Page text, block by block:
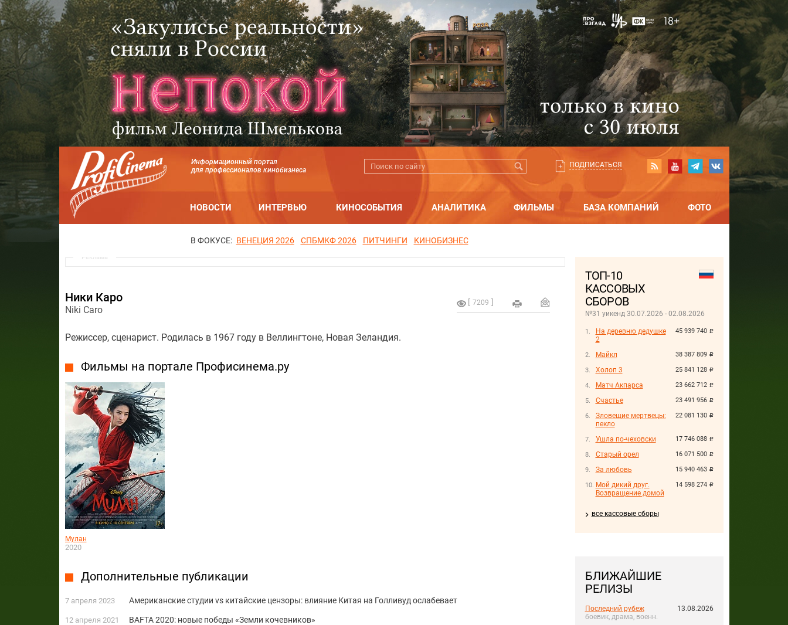
Информационный портал
для профессионалов кинобизнеса
ПОДПИСАТЬСЯ
НОВОСТИ ИНТЕРВЬЮ КИНОСОБЫТИЯ АНАЛИТИКА ФИЛЬМЫ БАЗА КОМПАНИЙ ФОТО
В ФОКУСЕ: ВЕНЕЦИЯ 2026 СПБМКФ 2026 ПИТЧИНГИ КИНОБИЗНЕС
ТОП-10
КАССОВЫХ
СБОРОВ
№31 уикенд 30.07.2026 - 02.08.2026
45 939 740 руб.
На деревню дедушке
2
38 387 809 руб.
Майкл
25 841 128 руб.
Холоп 3
23 662 712 руб.
Матч Акпарса
23 491 956 руб.
Счастье
22 081 130 руб.
Зловещие мертвецы:
пекло
17 746 088 руб.
Ушла по-чеховски
16 071 500 руб.
Старый орел
15 940 463 руб.
За любовь
14 598 274 руб.
Мой дикий друг.
Возвращение домой
все кассовые сборы
БЛИЖАЙШИЕ
РЕЛИЗЫ
Последний рубеж
боевик, драма, военн.
13.08.2026
Реклама
7209
Ники Каро
Niki Caro
Режиссер, сценарист. Родилась в 1967 году в Веллингтоне, Новая Зеландия.
Фильмы на портале Профисинема.ру
Мулан
2020
Дополнительные публикации
7 апреля 2023 Американские студии vs китайские цензоры: влияние Китая на Голливуд ослабевает
12 апреля 2021 BAFTA 2020: новые победы «Земли кочевников»